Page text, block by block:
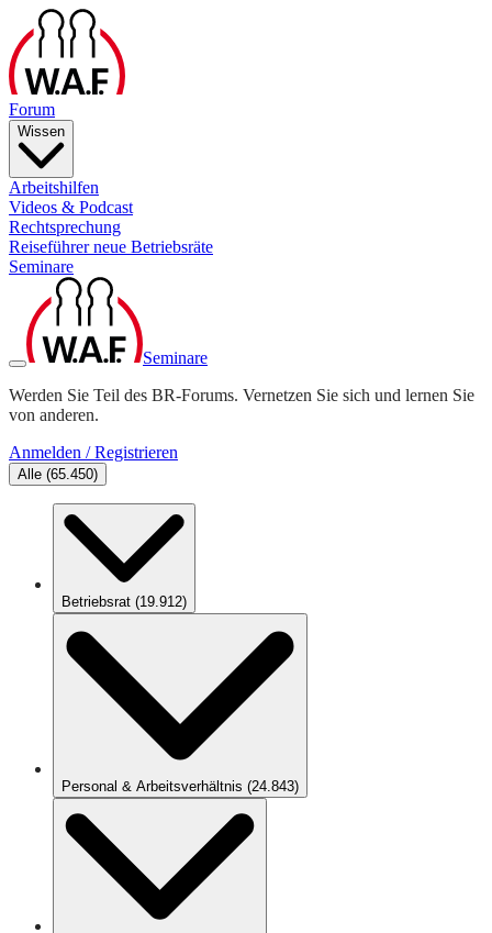
Forum
Wissen
Arbeitshilfen
Videos & Podcast
Rechtsprechung
Reiseführer neue Betriebsräte
Seminare
Seminare
Werden Sie Teil des BR-Forums. Vernetzen Sie sich und lernen Sie
von anderen.
Anmelden / Registrieren
Alle (65.450)
Betriebsrat (19.912)
Personal & Arbeitsverhältnis (24.843)